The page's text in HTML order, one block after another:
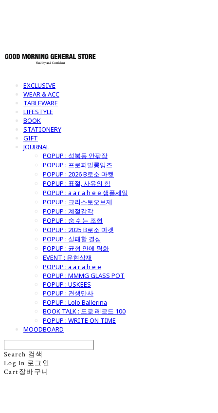
EXCLUSIVE
WEAR & ACC
TABLEWARE
LIFESTYLE
BOOK
STATIONERY
GIFT
JOURNAL
POPUP : 성북동 안팎장
POPUP : 프로퍼빌롱잉즈
POPUP : 2026 B로소 마켓
POPUP : 표절, 사유의 힘
POPUP : a a r a h e e 샘플세일
POPUP : 크리스토오브제
POPUP : 계절감각
POPUP : 숨 쉬는 조형
POPUP : 2025 B로소 마켓
POPUP : 실패할 결심
POPUP : 균형 안에 평화
EVENT : 윤현상재
POPUP : a a r a h e e
POPUP : MMMG GLASS POT
POPUP : USKEES
POPUP : 견생만사
POPUP : Lolo Ballerina
BOOK TALK : 도쿄 레코드 100
POPUP : WRITE ON TIME
MOODBOARD
Search 검색
Log In 로그인
Cart 장바구니